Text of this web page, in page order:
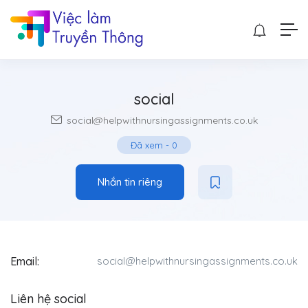
social
social@helpwithnursingassignments.co.uk
Đã xem - 0
Nhắn tin riêng
Email: social@helpwithnursingassignments.co.uk
Liên hệ social